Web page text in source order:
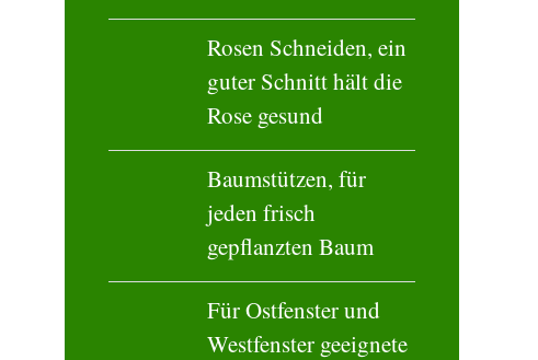
Rosen Schneiden, ein
guter Schnitt hält die
Rose gesund
Baumstützen, für
jeden frisch
gepflanzten Baum
Für Ostfenster und
Westfenster geeignete